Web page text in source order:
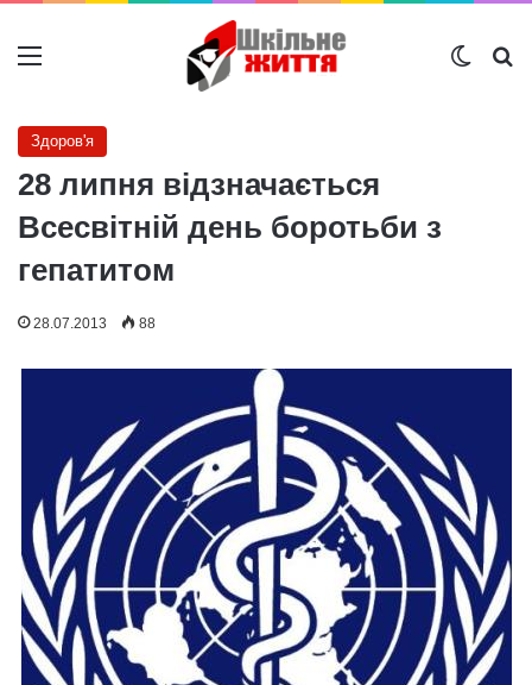
Меню
Здоров'я
28 липня відзначається
Всесвітній день боротьби з
гепатитом
28.07.2013 88